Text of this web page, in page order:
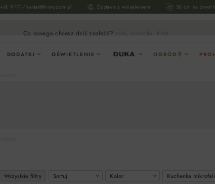
nd: 9-17) / kontakt@novodom.pl Dostawa z wniesieniem 30 dni na zwrot
Co novego chcesz dziś znaleźć? sofa, komoda, fotel...
DODATKI OŚWIETLENIE OGRÓD
Wszystkie filtry Sortuj Kolor Kuchenka